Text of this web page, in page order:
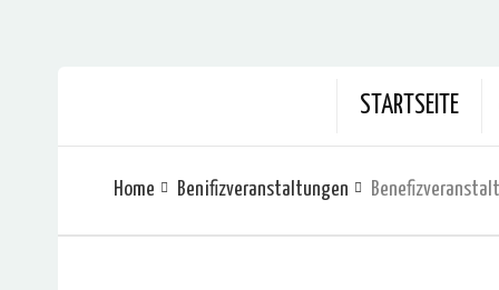
STARTSEITE
Home Benifizveranstaltungen